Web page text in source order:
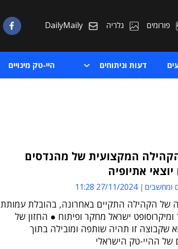
פורומים גלריה DailyMaily
דעות וניתוחים היי-טק מינויים
המקצועית של מהנדסים
אתיופיה
ומחשבים 27/11/2024 11:28
של הקהילה התקיים באחרונה, בהובלת עמותת
ומיקרוסופט ישראל מחקר ופיתוח ● החזון של
שקבוצה זו תהיה שותפה ומובילה בתוך
של ההיי-טק הישראלי